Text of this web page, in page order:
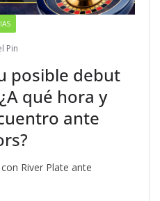
Pin
posible debut
qué hora y
ante
River Plate ante